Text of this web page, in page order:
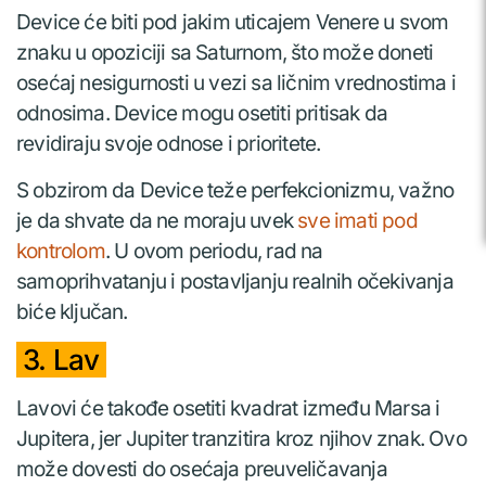
Device će biti pod jakim uticajem Venere u svom
znaku u opoziciji sa Saturnom, što može doneti
osećaj nesigurnosti u vezi sa ličnim vrednostima i
odnosima. Device mogu osetiti pritisak da
revidiraju svoje odnose i prioritete.
S obzirom da Device teže perfekcionizmu, važno
je da shvate da ne moraju uveksve imati pod
kontrolom. U ovom periodu, rad na
samoprihvatanju i postavljanju realnih očekivanja
biće ključan.
3. Lav
Lavovi će takođe osetiti kvadrat između Marsa i
Jupitera, jer Jupiter tranzitira kroz njihov znak. Ovo
može dovesti do osećaja preuveličavanja